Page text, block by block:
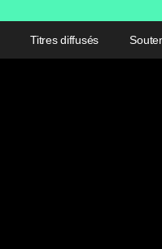
Titres diffusés